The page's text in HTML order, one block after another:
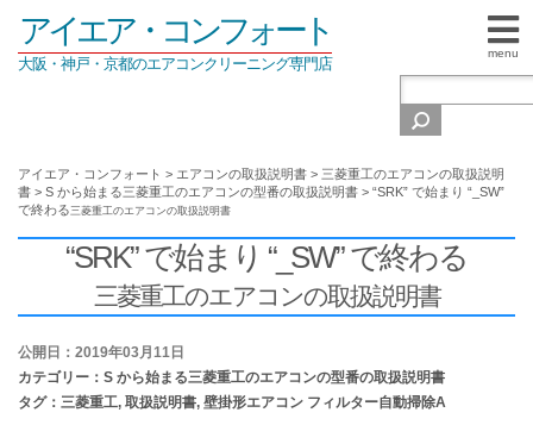
menu
アイエア・コンフォート
大阪・神戸・京都のエアコンクリーニング専門店
アイエア・コンフォート > エアコンの取扱説明書 > 三菱重工のエアコンの取扱説明
書 > S から始まる三菱重工のエアコンの型番の取扱説明書 > “SRK” で始まり “_SW”
で終わる三菱重工のエアコンの取扱説明書
“SRK” で始まり “_SW” で終わる
三菱重工のエアコンの取扱説明書
公開日：2019年03月11日
カテゴリー： S から始まる三菱重工のエアコンの型番の取扱説明書
タグ： 三菱重工, 取扱説明書, 壁掛形エアコン フィルター自動掃除A